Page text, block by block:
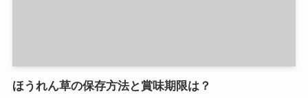
ほうれん草の保存方法と賞味期限は？